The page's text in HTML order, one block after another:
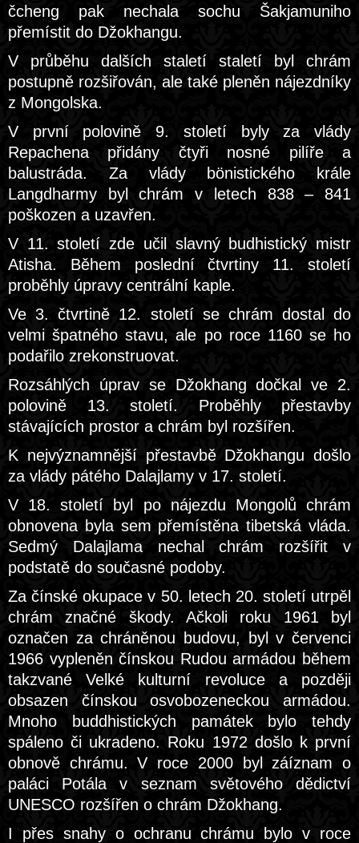
čcheng pak nechala sochu Šakjamuniho
přemístit do Džokhangu.
V průběhu dalších staletí staletí byl chrám
postupně rozšiřován, ale také pleněn nájezdníky
z Mongolska.
V první polovině 9. století byly za vlády
Repachena přidány čtyři nosné pilíře a
balustráda. Za vlády bönistického krále
Langdharmy byl chrám v letech 838 – 841
poškozen a uzavřen.
V 11. století zde učil slavný budhistický mistr
Atisha. Během poslední čtvrtiny 11. století
proběhly úpravy centrální kaple.
Ve 3. čtvrtině 12. století se chrám dostal do
velmi špatného stavu, ale po roce 1160 se ho
podařilo zrekonstruovat.
Rozsáhlých úprav se Džokhang dočkal ve 2.
polovině 13. století. Proběhly přestavby
stávajících prostor a chrám byl rozšířen.
K nejvýznamnější přestavbě Džokhangu došlo
za vlády pátého Dalajlamy v 17. století.
V 18. století byl po nájezdu Mongolů chrám
obnovena byla sem přemístěna tibetská vláda.
Sedmý Dalajlama nechal chrám rozšířit v
podstatě do současné podoby.
Za čínské okupace v 50. letech 20. století utrpěl
chrám značné škody. Ačkoli roku 1961 byl
označen za chráněnou budovu, byl v červenci
1966 vypleněn čínskou Rudou armádou během
takzvané Velké kulturní revoluce a později
obsazen čínskou osvobozeneckou armádou.
Mnoho buddhistických památek bylo tehdy
spáleno či ukradeno. Roku 1972 došlo k první
obnově chrámu. V roce 2000 byl záíznam o
paláci Potála v seznam světového dědictví
UNESCO rozšířen o chrám Džokhang.
I přes snahy o ochranu chrámu bylo v roce